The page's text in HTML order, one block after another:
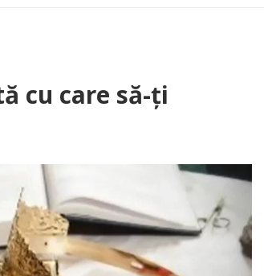
cu care să-ți